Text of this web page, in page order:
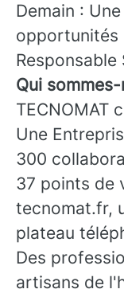
Demain :
opportunités
Responsable
Qui
TECNOMAT
Une
300
37 points de
tecnomat.fr,
plateau
Des
artisans de